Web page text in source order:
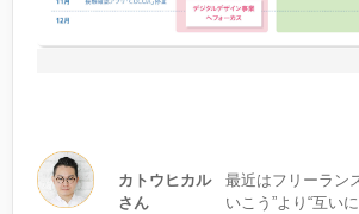
カトウヒカル
さん
最近はフリーラン
いこう”より“互い